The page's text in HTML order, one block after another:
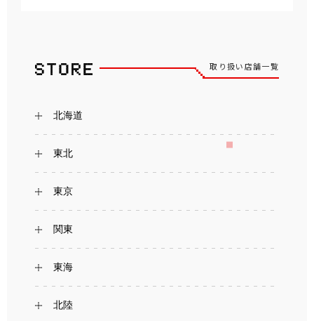
取り扱い店舗一覧
北海道
東北
東京
関東
東海
北陸